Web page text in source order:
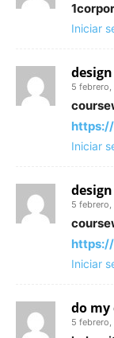
Iniciar
5 febrero,
Iniciar
5 febrero,
Iniciar
do my
5 febrero,